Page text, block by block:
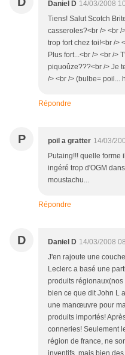
Daniel D 14/03/2008
Tiens! Salut Scotch
casseroles?<br /> <br /
trop fort chez toi!<br />
Plus fort...<br /> <br />
piquoûze???<br /> Je
/> <br /> (bulbe= poil...
Répondre
P poil a gratter 14/03/
Putaing!!! quelle forme
ingéré trop d'OGM
moustachu...
Répondre
D Daniel D 14/03/2008
J'en rajoute une
Leclerc a basé une
produits
bien ce que dit John L
une manœuvre pour
produits importés!
conneries! Seulement
région de france, ne
inventifs, mais bien